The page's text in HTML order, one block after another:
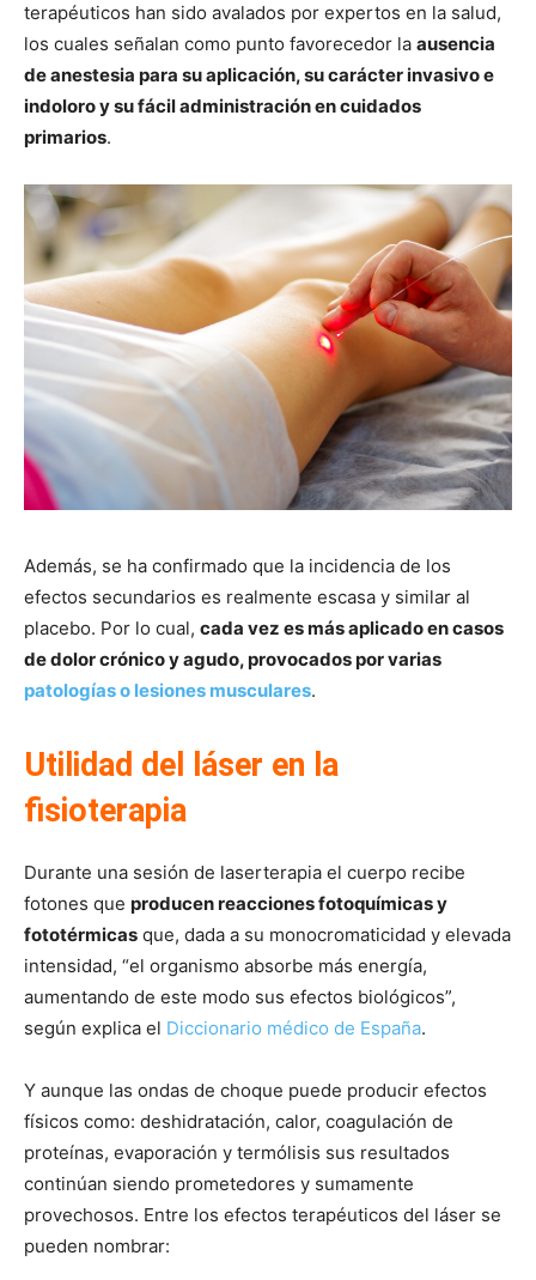
terapéuticos han sido avalados por expertos en la salud,
los cuales señalan como punto favorecedor la ausencia
de anestesia para su aplicación, su carácter invasivo e
indoloro y su fácil administración en cuidados
primarios.
Además, se ha confirmado que la incidencia de los
efectos secundarios es realmente escasa y similar al
placebo. Por lo cual, cada vez es más aplicado en casos
de dolor crónico y agudo, provocados por varias
patologías o lesiones musculares.
Utilidad del láser en la
fisioterapia
Durante una sesión de laserterapia el cuerpo recibe
fotones que producen reacciones fotoquímicas y
fototérmicas que, dada a su monocromaticidad y elevada
intensidad, “el organismo absorbe más energía,
aumentando de este modo sus efectos biológicos”,
según explica el Diccionario médico de España.
Y aunque las ondas de choque puede producir efectos
físicos como: deshidratación, calor, coagulación de
proteínas, evaporación y termólisis sus resultados
continúan siendo prometedores y sumamente
provechosos. Entre los efectos terapéuticos del láser se
pueden nombrar: